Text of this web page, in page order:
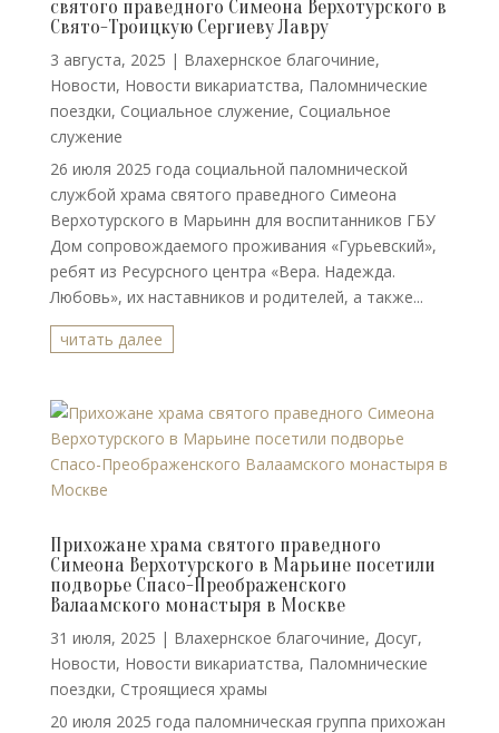
святого праведного Симеона Верхотурского в
Свято-Троицкую Сергиеву Лавру
3 августа, 2025 | Влахернское благочиние,
Новости, Новости викариатства, Паломнические
поездки, Социальное служение, Социальное
служение
26 июля 2025 года социальной паломнической
службой храма святого праведного Симеона
Верхотурского в Марьинн для воспитанников ГБУ
Дом сопровождаемого проживания «Гурьевский»,
ребят из Ресурсного центра «Вера. Надежда.
Любовь», их наставников и родителей, а также...
читать далее
Прихожане храма святого праведного
Симеона Верхотурского в Марьине посетили
подворье Спасо-Преображенского
Валаамского монастыря в Москве
31 июля, 2025 | Влахернское благочиние, Досуг,
Новости, Новости викариатства, Паломнические
поездки, Строящиеся храмы
20 июля 2025 года паломническая группа прихожан